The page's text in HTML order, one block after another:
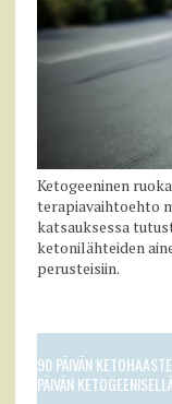
Ketogeeninen
terapiavaihtoehto
katsauksessa
ketonilähteiden
perusteisiin.
90 PÄIVÄN
PÄIVÄN